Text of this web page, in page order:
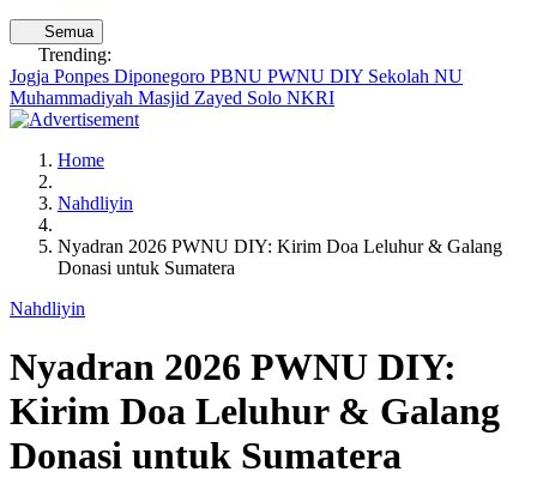
Semua
Trending:
Jogja Ponpes Diponegoro PBNU PWNU DIY Sekolah NU
Muhammadiyah Masjid Zayed Solo NKRI
Home
Nahdliyin
Nyadran 2026 PWNU DIY: Kirim Doa Leluhur & Galang
Donasi untuk Sumatera
Nahdliyin
Nyadran 2026 PWNU DIY:
Kirim Doa Leluhur & Galang
Donasi untuk Sumatera